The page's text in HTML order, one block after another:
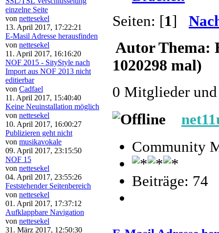
einzelne Seite
von nettesekel
13. April 2017, 17:22:21
E-Masil Adresse herausfinden
von nettesekel
11. April 2017, 16:16:20
NOF 2015 - SityStyle nach
Import aus NOF 2013 nicht
editierbar
von Cadfael
11. April 2017, 15:40:40
Keine Neuinstallation möglich
von nettesekel
10. April 2017, 16:00:27
Publizieren geht nicht
von musikavokale
09. April 2017, 23:15:50
NOF 15
von nettesekel
04. April 2017, 23:55:26
Feststehender Seitenbereich
von nettesekel
01. April 2017, 17:37:12
Aufklappbare Navigation
von nettesekel
31. März 2017, 12:50:30
Seiten: [1]
AutorThema:
1020298 mal)
0 Mitglieder und
Community
Beiträge: 74